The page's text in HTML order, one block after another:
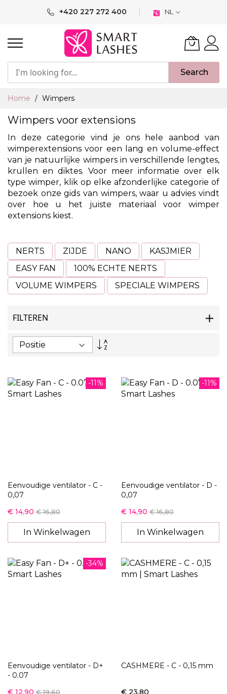
inhoud
+420 227 272 400 NL
Search
Home Wimpers
Wimpers voor extensions
In deze categorie vind je ons hele aanbod van
wimperextensions voor een lang en volume-effect
van je natuurlijke wimpers in verschillende lengtes,
krullen en diktes. Voor meer informatie over elk
type wimper, klik op elke afzonderlijke categorie of
bezoek onzegids van wimpers, waar u advies vindt
over hoe u het juiste materiaal voor wimper
extensions kiest.
NERTS ZIJDE NANO
KASJMIER
EASY FAN
100% ECHTE NERTS
VOLUME WIMPERS
SPECIALE WIMPERS
FILTEREN
Van
sorteren
-11%
Eenvoudige ventilator - C -
0,07
€ 14,90 € 16,80
In Winkelwagen
-11%
Eenvoudige ventilator - D -
0,07
€ 14,90 € 16,80
In Winkelwagen
-34%
Eenvoudige ventilator - D+
- 0.07
€ 12,90 € 19,60
CASHMERE - C - 0,15 mm
€ 23,80